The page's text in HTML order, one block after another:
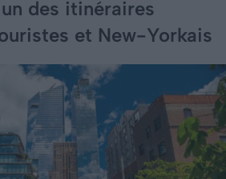
des itinéraires
et New-Yorkais